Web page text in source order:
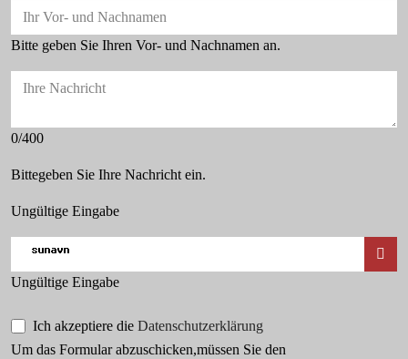
Ihr Vor- und Nachnamen
Bitte geben Sie Ihren Vor- und Nachnamen an.
Ihre Nachricht
0/400
Bittegeben Sie Ihre Nachricht ein.
Ungültige Eingabe
Ungültige Eingabe
Ich akzeptiere die Datenschutzerklärung
Um das Formular abzuschicken,müssen Sie den